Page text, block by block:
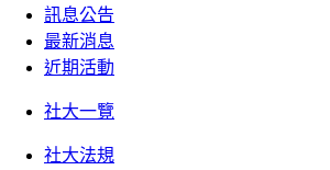
訊息公告
最新消息
近期活動
社大一覽
社大法規